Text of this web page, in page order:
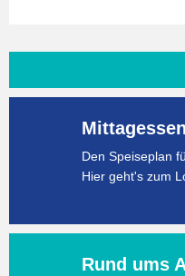
Den Speiseplan
Hier geht's zum
Rund ums